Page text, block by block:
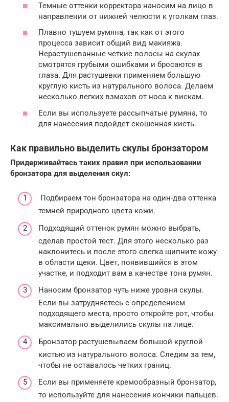
Темные оттенки корректора наносим на лицо в
направлении от нижней челюсти к уголкам глаз.
Плавно тушуем румяна, так как от этого
процесса зависит общий вид макияжа.
Нерастушеванные четкие полосы на скулах
смотрятся грубыми ошибками и бросаются в
глаза. Для растушевки применяем большую
круглую кисть из натурального волоса. Делаем
несколько легких взмахов от носа к вискам.
Если вы используете рассыпчатые румяна, то
для нанесения подойдет скошенная кисть.
Как правильно выделить скулы бронзатором
Придерживайтесь таких правил при использовании
бронзатора для выделения скул:
Подбираем тон бронзатора на один-два оттенка
темней природного цвета кожи.
Подходящий оттенок румян можно выбрать,
сделав простой тест. Для этого несколько раз
наклонитесь и после этого слегка щипните кожу
в области щеки. Цвет, появившийся в этом
участке, и подходит вам в качестве тона румян.
Наносим бронзатор чуть ниже уровня скулы.
Если вы затрудняетесь с определением
подходящего места, просто откройте рот, чтобы
максимально выделились скулы на лице.
Бронзатор растушевываем большой круглой
кистью из натурального волоса. Следим за тем,
чтобы не оставалось четких границ.
Если вы применяете кремообразный бронзатор,
то используйте для нанесения кончики пальцев.